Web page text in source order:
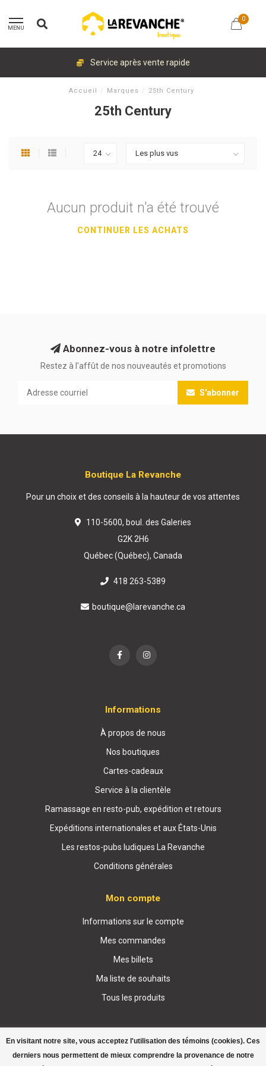
MENU
0
Service après vente rapide
Accueil / Marques / 25th Century
25th Century
Aucun produit n'a été trouvé
CONTINUER LES ACHATS
En visitant notre site, vous acceptez l'utilisation des témoins (cookies). Ces
derniers nous permettent de mieux comprendre la provenance de notre
Abonnez-vous à notre infolettre
Restez à l'affût de nos nouveautés et promotions
S'abonner
Boutique La Revanche
Pour un choix et des conseils à la hauteur de vos attentes
110-5600, boul. des Galeries
G2K 2H6
Québec (Québec), Canada
418 263-5389
boutique@larevanche.ca
Informations
À propos de nous
Nos boutiques
Cartes-cadeaux
Service à la clientèle
Ramassage en resto-pub, expédition et retours
Expéditions internationales et aux États-Unis
Les restos-pubs ludiques La Revanche
Conditions générales
Mon compte
Informations sur le compte
Mes commandes
Mes billets
Ma liste de souhaits
Tous les produits